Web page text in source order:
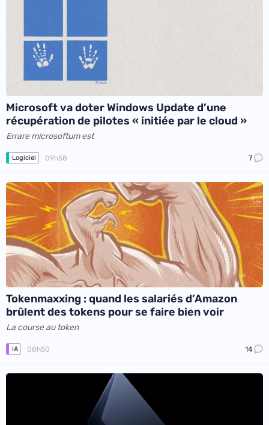
Microsoft va doter Windows Update d’une
récupération de pilotes « initiée par le cloud »
Errare microsoftum est
Logiciel 09h58 7
Tokenmaxxing : quand les salariés d’Amazon
brûlent des tokens pour se faire bien voir
La course au token
IA 08h50 14